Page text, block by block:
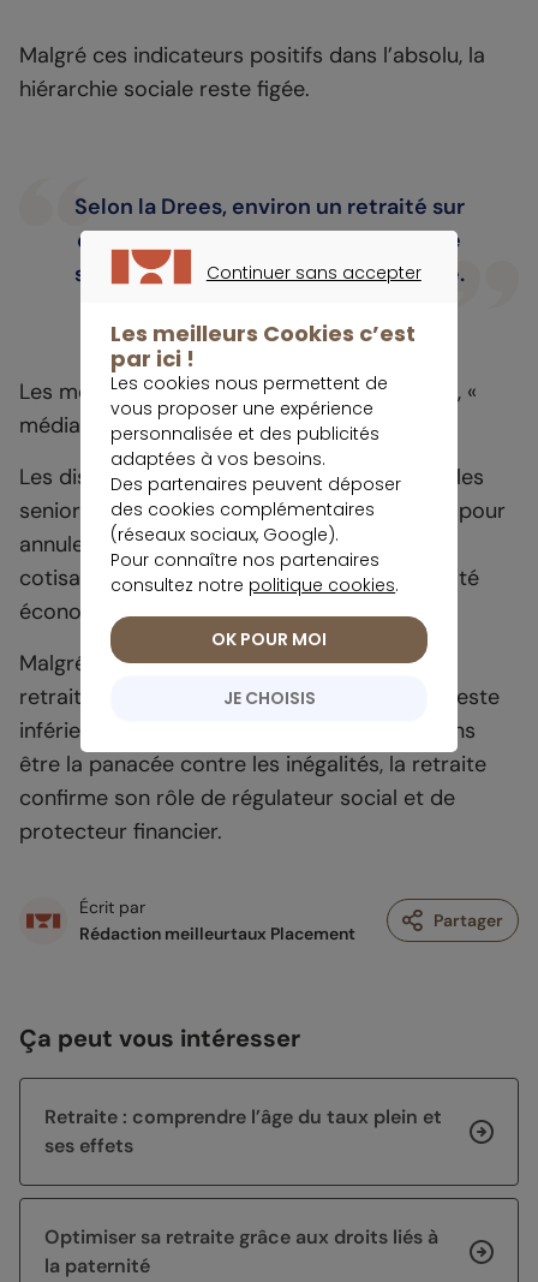
Malgré ces indicateurs positifs dans l’absolu, la
hiérarchie sociale reste figée.
Selon la Drees, environ un retraité sur
deux conserve exactement le même
standing qu’au cours de sa vie active.
Les mouvements entre les classes « aisées », «
médianes » et « modestes » sont marginaux.
Les disparités persistent, entre autres pour les
seniors qui doivent patienter jusqu’à 67 ans pour
annuler la décote, faute de trimestres de
cotisation suffisants. Le risque de vulnérabilité
économique demeure élevé.
Malgré tout, le taux de pauvreté global des
retraités s’est limité à 10 % en 2022, ce qui reste
inférieur à la moyenne nationale (14,4 %). Sans
être la panacée contre les inégalités, la retraite
confirme son rôle de régulateur social et de
protecteur financier.
Écrit par
Rédaction meilleurtaux Placement
Partager
Ça peut vous intéresser
Retraite : comprendre l’âge du taux plein et
ses effets
Optimiser sa retraite grâce aux droits liés à
la paternité
Continuer sans accepter
Les meilleurs Cookies c’est
par ici !
Les cookies nous permettent de
vous proposer une expérience
personnalisée et des publicités
adaptées à vos besoins.
Des partenaires peuvent déposer
des cookies complémentaires
(réseaux sociaux, Google).
Pour connaître nos partenaires
consultez notre politique cookies.
JE CHOISIS
OK POUR MOI